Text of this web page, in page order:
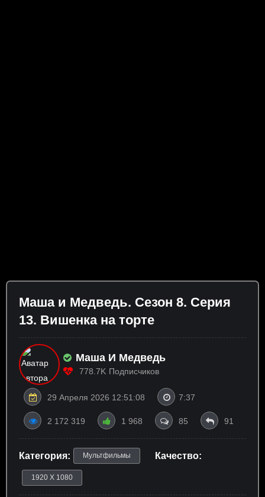
Маша и Медведь. Сезон 8. Серия
13. Вишенка на торте
Маша И Медведь
778.7K Подписчиков
29 Апреля 2026 12:51:08 7:37
2 172 319 1 968 85 91
Категория: Мультфильмы Качество:
1920 X 1080